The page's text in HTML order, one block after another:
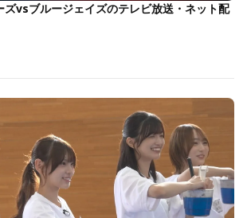
ズvsブルージェイズのテレビ放送・ネット配